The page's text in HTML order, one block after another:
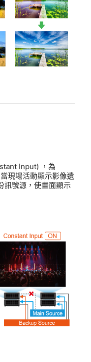
Input) ，為
現場活動顯示影像遺
訊號源，使畫面顯示